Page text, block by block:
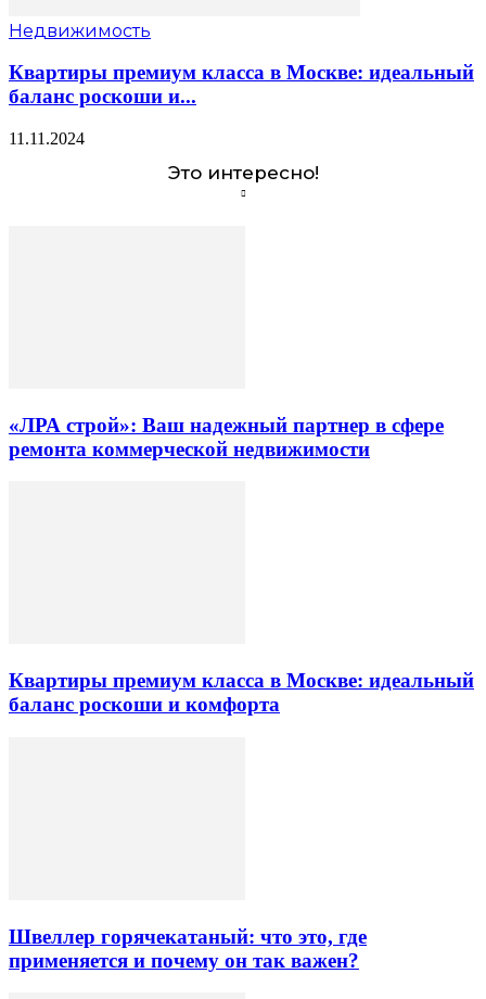
Недвижимость
Квартиры премиум класса в Москве: идеальный
баланс роскоши и...
11.11.2024
Это интересно!
«ЛРА строй»: Ваш надежный партнер в сфере
ремонта коммерческой недвижимости
Квартиры премиум класса в Москве: идеальный
баланс роскоши и комфорта
Швеллер горячекатаный: что это, где
применяется и почему он так важен?